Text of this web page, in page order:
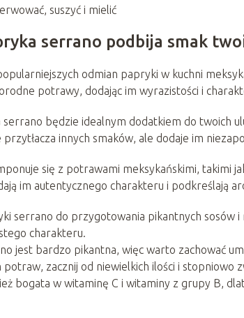
suszyć i mielić
serrano podbija smak
odmian papryki w kuchni
potrawy, dodając im wyrazistości i
będzie idealnym dodatkiem do twoich
innych smaków, ale dodaje im
się z potrawami meksykańskimi, takimi
im autentycznego charakteru i podkreślają
serrano do przygotowania pikantnych sosów
charakteru.
jest bardzo pikantna, więc warto zachować
zacznij od niewielkich ilości i stopniowo
bogata w witaminę C i witaminy z grupy B,